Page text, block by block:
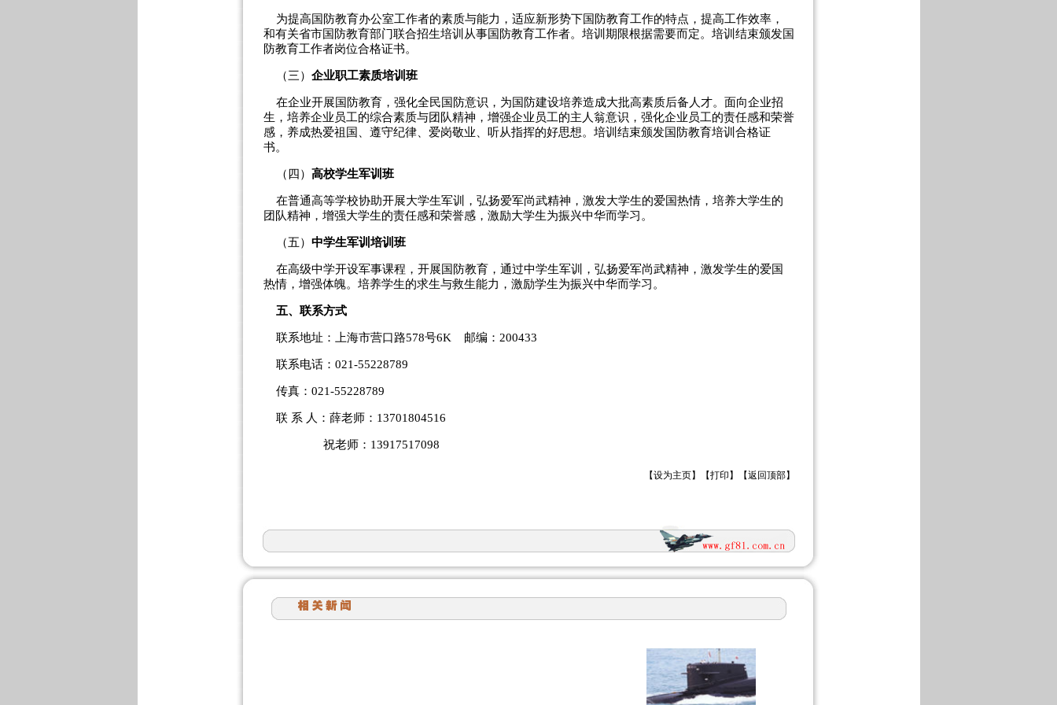
为提高国防教育办公室工作者的素质与能力，适应新形势下国防教育工作的特点，提高工作效率，
和有关省市国防教育部门联合招生培训从事国防教育工作者。培训期限根据需要而定。培训结束颁发国
防教育工作者岗位合格证书。
（三） 企业职工素质培训班
在企业开展国防教育，强化全民国防意识，为国防建设培养造成大批高素质后备人才。面向企业招
生，培养企业员工的综合素质与团队精神，增强企业员工的主人翁意识，强化企业员工的责任感和荣誉
感，养成热爱祖国、遵守纪律、爱岗敬业、听从指挥的好思想。培训结束颁发国防教育培训合格证
书。
（四） 高校学生军训班
在普通高等学校协助开展大学生军训，弘扬爱军尚武精神，激发大学生的爱国热情，培养大学生的
团队精神，增强大学生的责任感和荣誉感，激励大学生为振兴中华而学习。
（五） 中学生军训培训班
在高级中学开设军事课程，开展国防教育，通过中学生军训，弘扬爱军尚武精神，激发学生的爱国
热情，增强体魄。培养学生的求生与救生能力，激励学生为振兴中华而学习。
五、联系方式
联系地址： 上海市营口路578号6K 邮编：200433
联系电话：021-55228789
传真：021-55228789
联 系 人：薛老师：13701804516
祝老师：13917517098
【设为主页】【打印 】【返回顶部】